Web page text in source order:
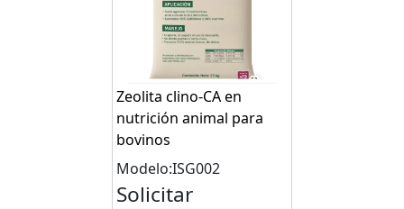
Zeolita clino-CA en
nutrición animal para
bovinos
Modelo:ISG002
Solicitar